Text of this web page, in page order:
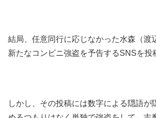
結局、任意同行に応じなかった水森（渡
新たなコンビニ強盗を予告するSNSを投
しかし、その投稿には数字による隠語が